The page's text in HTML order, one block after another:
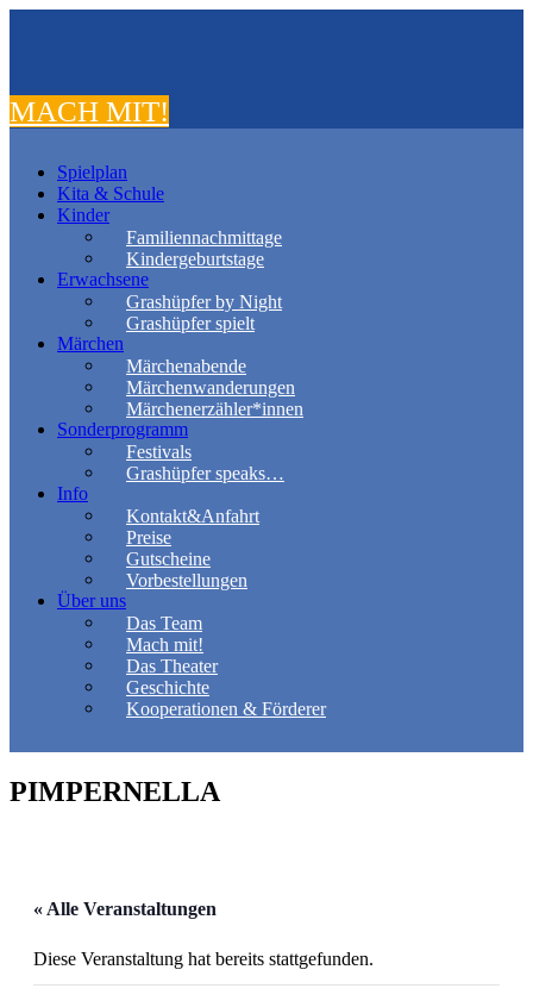
MACH MIT!
Spielplan
Kita & Schule
Kinder
Familiennachmittage
Kindergeburtstage
Erwachsene
Grashüpfer by Night
Grashüpfer spielt
Märchen
Märchenabende
Märchenwanderungen
Märchenerzähler*innen
Sonderprogramm
Festivals
Grashüpfer speaks…
Info
Kontakt&Anfahrt
Preise
Gutscheine
Vorbestellungen
Über uns
Das Team
Mach mit!
Das Theater
Geschichte
Kooperationen & Förderer
PIMPERNELLA
« Alle Veranstaltungen
Diese Veranstaltung hat bereits stattgefunden.